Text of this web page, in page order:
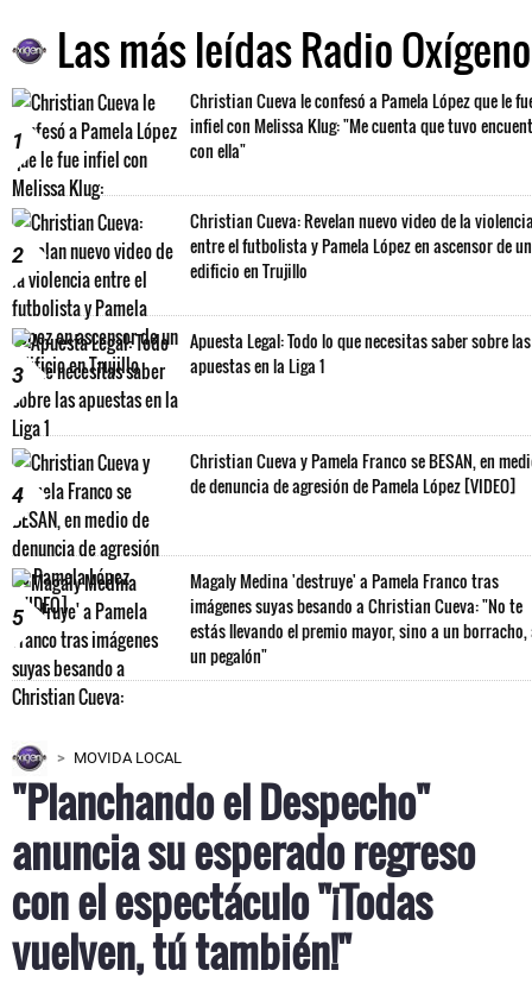
Las más leídas Radio Oxígeno
1
Christian Cueva le confesó a Pamela López que le
infiel con Melissa Klug: "Me cuenta que tuvo
con ella"
2
Christian Cueva: Revelan nuevo video de la
entre el futbolista y Pamela López en ascensor de un
edificio en Trujillo
3
Apuesta Legal: Todo lo que necesitas saber sobre las
apuestas en la Liga 1
4
Christian Cueva y Pamela Franco se BESAN, en
de denuncia de agresión de Pamela López [VIDEO]
5
Magaly Medina 'destruye' a Pamela Franco tras
imágenes suyas besando a Christian Cueva: "No te
estás llevando el premio mayor, sino a un borracho,
un pegalón"
MOVIDA LOCAL
"Planchando el Despecho"
anuncia su esperado regreso
con el espectáculo "¡Todas
vuelven, tú también!"